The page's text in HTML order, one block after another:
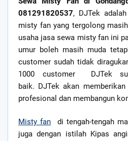
081291820537, DJTek
misty fan yang tergolong
usaha jasa sewa misty fan ini
umur boleh masih muda
customer sudah tidak
1000 customer DJTek
baik. DJTek akan
profesional dan membangun
Misty fan di tengah-tengah
juga dengan istilah Kipas